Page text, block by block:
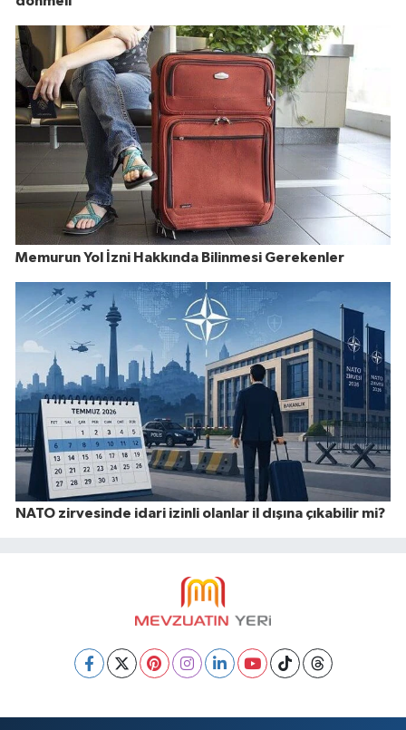
Memurun Yol İzni Hakkında Bilinmesi Gerekenler
NATO zirvesinde idari izinli olanlar il dışına çıkabilir mi?